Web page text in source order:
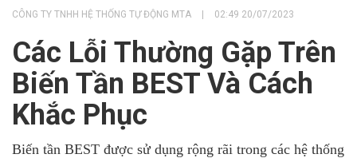
CÔNG TY TNHH HỆ THỐNG TỰ ĐỘNG MTA 02:49 20/07/2023
Các Lỗi Thường Gặp Trên
Biến Tần BEST Và Cách
Khắc Phục
Biến tần BEST được sử dụng rộng rãi trong các hệ thống